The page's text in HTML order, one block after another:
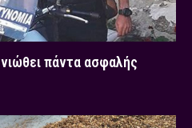
πάντα ασφαλής